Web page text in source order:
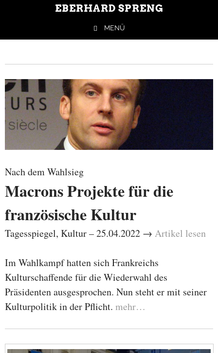
EBERHARD SPRENG
MENÜ
Nach dem Wahlsieg
Macrons Projekte für die
französische Kultur
Tagesspiegel, Kultur – 25.04.2022 → Artikel lesen
Im Wahlkampf hatten sich Frankreichs
Kulturschaffende für die Wiederwahl des
Präsidenten ausgesprochen. Nun steht er mit seiner
Kulturpolitik in der Pflicht. mehr…